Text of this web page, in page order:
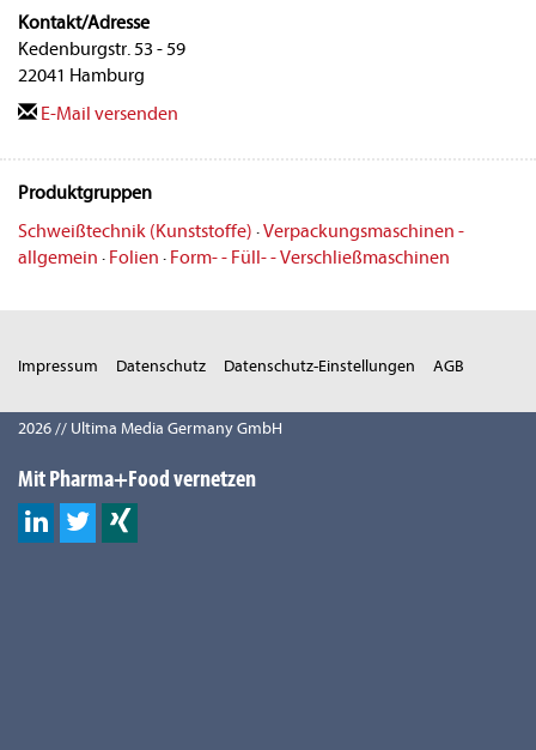
Kontakt/Adresse
Kedenburgstr. 53 - 59
22041 Hamburg
E-Mail versenden
Produktgruppen
Schweißtechnik (Kunststoffe) ·Verpackungsmaschinen -
allgemein · Folien · Form- - Füll- - Verschließmaschinen
Impressum Datenschutz Datenschutz-Einstellungen AGB
2026 // Ultima Media Germany GmbH
Mit Pharma+Food vernetzen